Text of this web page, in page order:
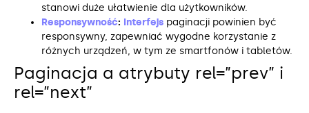
stanowi duże ułatwienie dla użytkowników.
Responsywność: Interfejs paginacji powinien być
responsywny, zapewniać wygodne korzystanie z
różnych urządzeń, w tym ze smartfonów i tabletów.
Paginacja a atrybuty rel=”prev” i
rel=”next”